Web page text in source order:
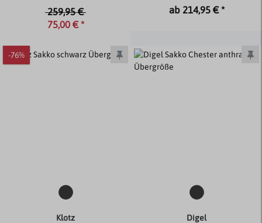
259,95 €
75,00 € *
ab 214,95 € *
-76%
Klotz Digel